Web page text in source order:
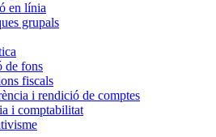
en línia
grupals
de fons
fiscals
i rendició de comptes
i comptabilitat